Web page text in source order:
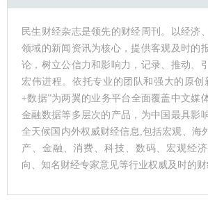
民生财经杂志是领先的财经周刊。以经济
领域的新闻资讯为核心，提供客观及时的
论，树立公信力和影响力，记录、推动、
宏伟进程。依托专业的团队和强大的原创
+数据”为两翼的业务平台全面覆盖中文媒
金融数据等多层次的产品，为中国最具影
全天候国内外权威财经信息,包括宏观、海
产、金融、消费、科技、数码、宏观经
向、知名财经专家意见等行业权威及时的财